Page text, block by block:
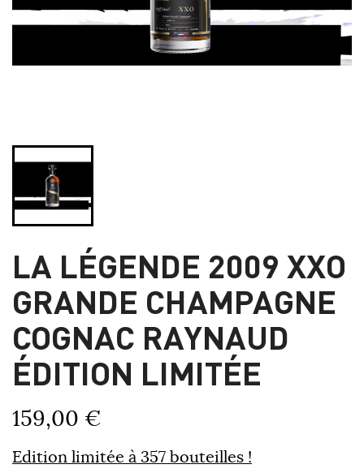
LA LÉGENDE 2009 XXO
GRANDE CHAMPAGNE
COGNAC RAYNAUD
ÉDITION LIMITÉE
159,00 €
Edition limitée à 357 bouteilles !